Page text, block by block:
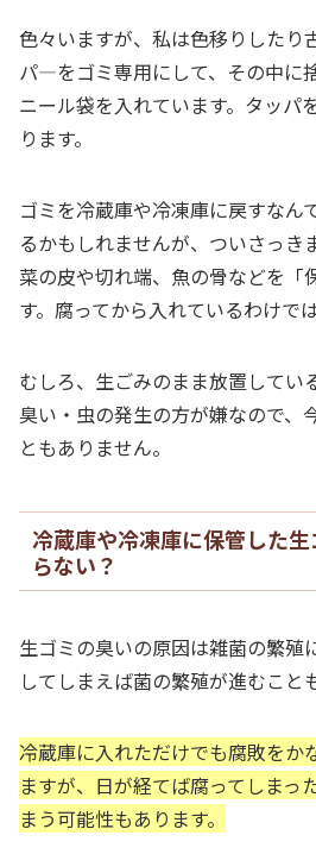
色々いますが、私は色移りしたり
パ―をゴミ専用にして、その中に
ニール袋を入れています。タッパ
ります。
ゴミを冷蔵庫や冷凍庫に戻すな
るかもしれませんが、ついさっき
菜の皮や切れ端、魚の骨などを「
す。腐ってから入れているわけで
むしろ、生ごみのまま放置してい
臭い・虫の発生の方が嫌なので、
ともありません。
冷蔵庫や冷凍庫に保管した
らない？
生ゴミの臭いの原因は雑菌の繁殖
してしまえば菌の繁殖が進むこと
冷蔵庫に入れただけでも腐敗をか
ますが、日が経てば腐ってしまっ
まう可能性もあります。